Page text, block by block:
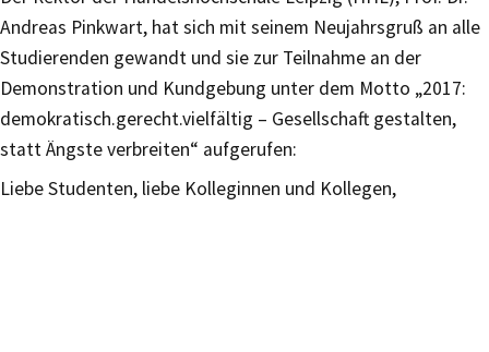
Andreas Pinkwart, hat sich mit seinem Neujahrsgruß an alle
Studierenden gewandt und sie zur Teilnahme an der
Demonstration und Kundgebung unter dem Motto „2017:
demokratisch.gerecht.vielfältig – Gesellschaft gestalten,
statt Ängste verbreiten“ aufgerufen:
Liebe Studenten, liebe Kolleginnen und Kollegen,